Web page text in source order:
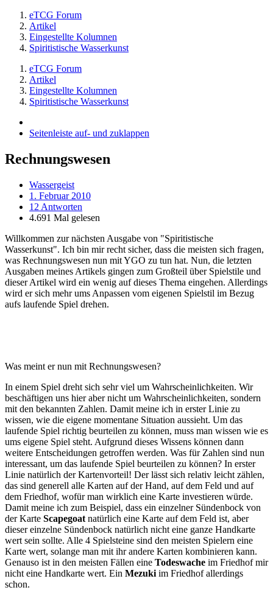
eTCG Forum
Artikel
Eingestellte Kolumnen
Spiritistische Wasserkunst
eTCG Forum
Artikel
Eingestellte Kolumnen
Spiritistische Wasserkunst
Seitenleiste auf- und zuklappen
Rechnungswesen
Wassergeist
1. Februar 2010
12 Antworten
4.691 Mal gelesen
Willkommen zur nächsten Ausgabe von "Spiritistische
Wasserkunst". Ich bin mir recht sicher, dass die meisten sich fragen,
was Rechnungswesen nun mit YGO zu tun hat. Nun, die letzten
Ausgaben meines Artikels gingen zum Großteil über Spielstile und
dieser Artikel wird ein wenig auf dieses Thema eingehen. Allerdings
wird er sich mehr ums Anpassen vom eigenen Spielstil im Bezug
aufs laufende Spiel drehen.
Was meint er nun mit Rechnungswesen?
In einem Spiel dreht sich sehr viel um Wahrscheinlichkeiten. Wir
beschäftigen uns hier aber nicht um Wahrscheinlichkeiten, sondern
mit den bekannten Zahlen. Damit meine ich in erster Linie zu
wissen, wie die eigene momentane Situation aussieht. Um das
laufende Spiel richtig beurteilen zu können, muss man wissen wie es
ums eigene Spiel steht. Aufgrund dieses Wissens können dann
weitere Entscheidungen getroffen werden. Was für Zahlen sind nun
interessant, um das laufende Spiel beurteilen zu können? In erster
Linie natürlich der Kartenvorteil! Der lässt sich relativ leicht zählen,
das sind generell alle Karten auf der Hand, auf dem Feld und auf
dem Friedhof, wofür man wirklich eine Karte investieren würde.
Damit meine ich zum Beispiel, dass ein einzelner Sündenbock von
der Karte Scapegoat natürlich eine Karte auf dem Feld ist, aber
dieser einzelne Sündenbock natürlich nicht eine ganze Handkarte
wert sein sollte. Alle 4 Spielsteine sind den meisten Spielern eine
Karte wert, solange man mit ihr andere Karten kombinieren kann.
Genauso ist in den meisten Fällen eine Todeswache im Friedhof mir
nicht eine Handkarte wert. Ein Mezuki im Friedhof allerdings
schon.